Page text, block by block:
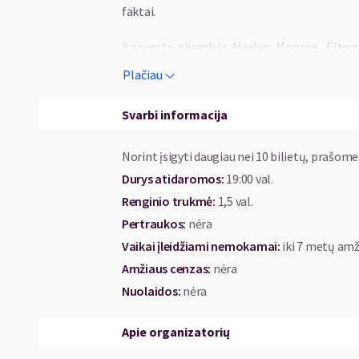
faktai.
Koncerte skambės Merlyn Monroe,
„Džeimsas Bondas“, „Jėzus Kristus
koncerto kelionės pradžia. Koncerto
karaliavo Čarlis Čaplinas ir nebylusis
„Nėra jokios evoliucijos istorijos. Yra tik
Scenoje: Lina Rastokaitė – vokalas,
Martynas Garbačas - bosinė gitara,
Į koncertą „Upės terasoje“ kviečia „Geros
Plačiau
Svarbi informacija
Norint įsigyti daugiau nei 10 bilietų,
Durys atidaromos: 19:00 val.
Renginio trukmė: 1,5 val.
Pertraukos: nėra
Vaikai įleidžiami nemokamai: iki 7 metų
Amžiaus cenzas: nėra
Nuolaidos: nėra
Apie organizatorių